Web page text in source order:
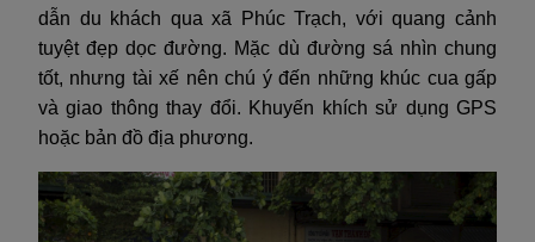
dẫn du khách qua xã Phúc Trạch, với quang cảnh
tuyệt đẹp dọc đường. Mặc dù đường sá nhìn chung
tốt, nhưng tài xế nên chú ý đến những khúc cua gấp
và giao thông thay đổi. Khuyến khích sử dụng GPS
hoặc bản đồ địa phương.